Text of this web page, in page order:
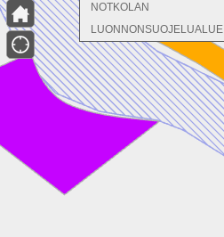
NOTKOLAN
LUONNONSUOJELUALUE